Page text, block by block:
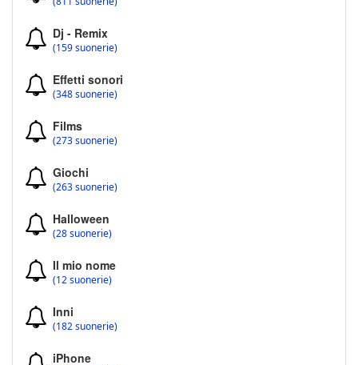
Dj - Remix
(159 suonerie)
Effetti sonori
(348 suonerie)
Films
(273 suonerie)
Giochi
(263 suonerie)
Halloween
(28 suonerie)
Il mio nome
(12 suonerie)
Inni
(182 suonerie)
iPhone